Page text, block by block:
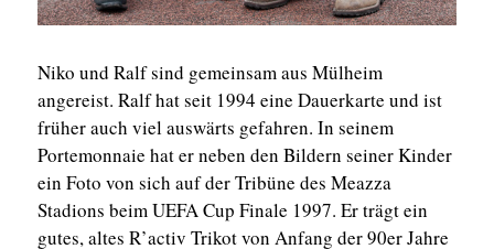
Niko und Ralf sind gemeinsam aus Mülheim
angereist. Ralf hat seit 1994 eine Dauerkarte und ist
früher auch viel auswärts gefahren. In seinem
Portemonnaie hat er neben den Bildern seiner Kinder
ein Foto von sich auf der Tribüne des Meazza
Stadions beim UEFA Cup Finale 1997. Er trägt ein
gutes, altes R’activ Trikot von Anfang der 90er Jahre